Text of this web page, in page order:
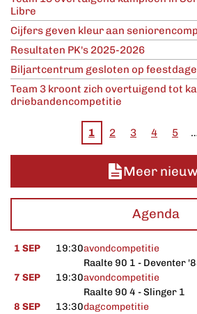
Libre
Cijfers geven kleur aan
Resultaten PK's 2025-2026
Biljartcentrum gesloten op
Team 3 kroont zich overtuigend tot
driebandencompetitie
1 2 3 4 5
Meer
Agenda
1 SEP 19:30avondcompetitie
Raalte 90 1 - Deventer
7 SEP
19:30avondcompetitie
Raalte 90 4 - Slinger 1
8 SEP
13:30dagcompetitie